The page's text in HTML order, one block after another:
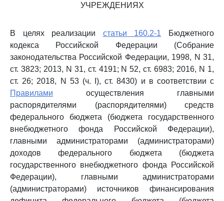
УЧРЕЖДЕНИЯХ
В целях реализации статьи 160.2-1 Бюджетного
кодекса Российской Федерации (Собрание
законодательства Российской Федерации, 1998, N 31,
ст. 3823; 2013, N 31, ст. 4191; N 52, ст. 6983; 2016, N 1,
ст. 26; 2018, N 53 (ч. I), ст. 8430) и в соответствии с
Правилами осуществления главными
распорядителями (распорядителями) средств
федерального бюджета (бюджета государственного
внебюджетного фонда Российской Федерации),
главными администраторами (администраторами)
доходов федерального бюджета (бюджета
государственного внебюджетного фонда Российской
Федерации), главными администраторами
(администраторами) источников финансирования